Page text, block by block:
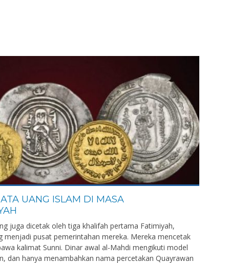
UANG ISLAM DI MASA
juga dicetak oleh tiga khalifah pertama Fatimiyah,
menjadi pusat pemerintahan mereka. Mereka mencetak
kalimat Sunni. Dinar awal al-Mahdi mengikuti model
dan hanya menambahkan nama percetakan Quayrawan